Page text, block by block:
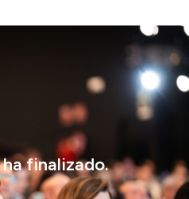
finalizado.